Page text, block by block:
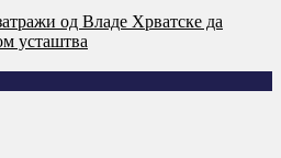
од Владе Хрватске да
усташтва